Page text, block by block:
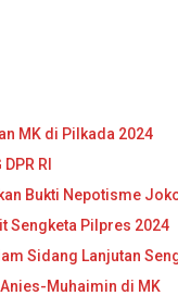
MK di Pilkada 2024
RI
Bukti Nepotisme
Sengketa Pilpres 2024
Sidang Lanjutan
Muhaimin di MK